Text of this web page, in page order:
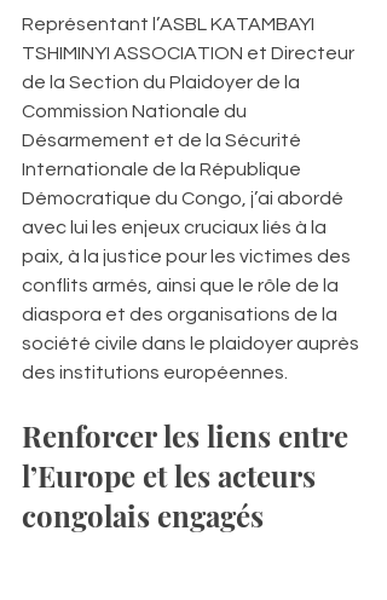
Représentant l’ASBL KATAMBAYI
TSHIMINYI ASSOCIATION et Directeur
de la Section du Plaidoyer de la
Commission Nationale du
Désarmement et de la Sécurité
Internationale de la République
Démocratique du Congo, j’ai abordé
avec lui les enjeux cruciaux liés à la
paix, à la justice pour les victimes des
conflits armés, ainsi que le rôle de la
diaspora et des organisations de la
société civile dans le plaidoyer auprès
des institutions européennes.
Renforcer les liens entre
l’Europe et les acteurs
congolais engagés